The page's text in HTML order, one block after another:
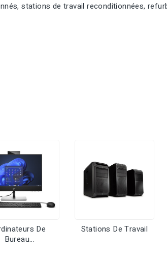
stations de travail reconditionnées,
De
Bureau...
Stations De Travail